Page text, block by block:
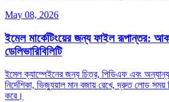
May 08, 2026
ইমেল মার্কেটিংয়ের জন্য ফাইল রূপান্তর:
ডেলিভারিবিলিটি
ইমেল ক্যাম্পেইনের জন্য চিত্র, পিডিএফ এবং
নির্দেশিকা, ভিজ্যুয়াল মান বজায় রেখে, দ্রুত লোড সময়
করে।